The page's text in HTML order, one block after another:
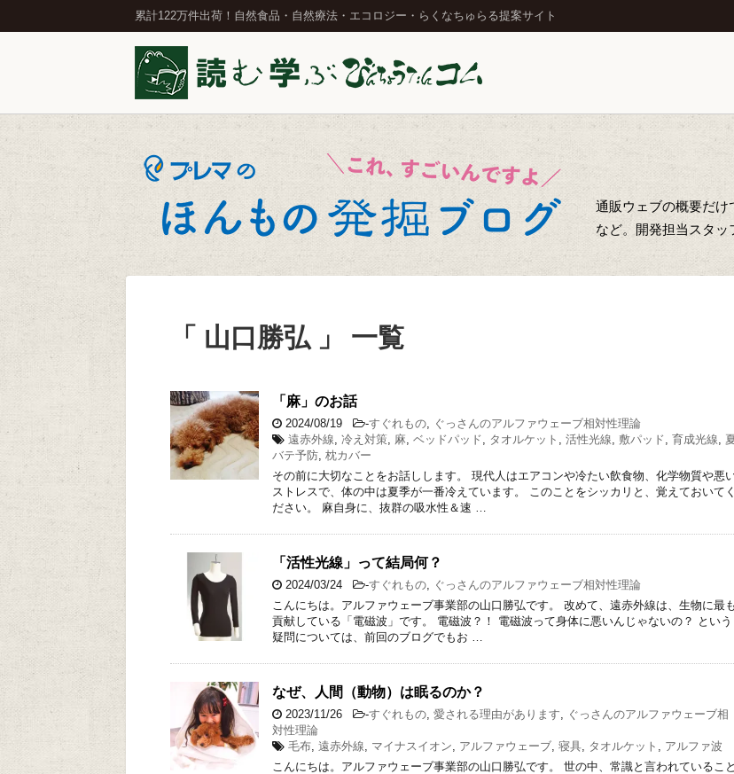
累計122万件出荷！自然食品・自然療法・エコロジー・らくなちゅらる提案サイト
通販ウェブの概要だ
など。開発担当スタッ
「 山口勝弘 」 一覧
「麻」のお話
2024/08/19 -すぐれもの
ぐっさんのアルファウェーブ相対性理論
遠赤外線 冷え対策 麻 ベッドパッド タオルケット 活性光線 敷パッド 育成光線
バテ予防 枕カバー
その前に大切なことをお話しします。 現代人はエアコンや冷たい飲食物、化学物質や悪
ストレスで、体の中は夏季が一番冷えています。 このことをシッカリと、覚えておいてく
ださい。 麻自身に、抜群の吸水性＆速 …
「活性光線」って結局何？
2024/03/24 -すぐれもの
ぐっさんのアルファウェーブ相対性理論
こんにちは。アルファウェーブ事業部の山口勝弘です。 改めて、遠赤外線は、生物に最も
貢献している「電磁波」です。 電磁波？！ 電磁波って身体に悪いんじゃないの？ という
疑問については、前回のブログでもお …
なぜ、人間（動物）は眠るのか？
2023/11/26 -すぐれもの 愛される理由があります
ぐっさんのアルファウェーブ相
対性理論
毛布 遠赤外線 マイナスイオン アルファウェーブ 寝具 タオルケット
アルファ波
こんにちは。アルファウェーブ事業部の山口勝弘です。 世の中、常識と言われていること